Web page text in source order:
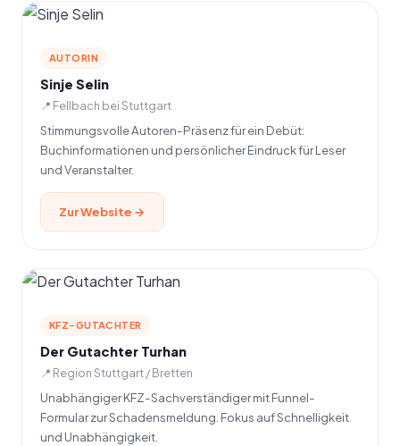
AUTORIN
Sinje Selin
📍 Fellbach bei Stuttgart
Stimmungsvolle Autoren-Präsenz für ein Debüt:
Buchinformationen und persönlicher Eindruck für Leser
und Veranstalter.
Zur Website →
KFZ-GUTACHTER
Der Gutachter Turhan
📍 Region Stuttgart / Bretten
Unabhängiger KFZ-Sachverständiger mit Funnel-
Formular zur Schadensmeldung. Fokus auf Schnelligkeit
und Unabhängigkeit.